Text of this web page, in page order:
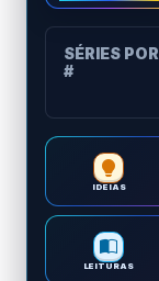
SÉRIES POR
#
IDEIAS
LEITURAS